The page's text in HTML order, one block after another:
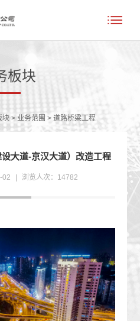
板块
块 > 业务范围 > 道路桥梁工程
大道-京汉大道）改造工程
02 浏览人次：14782